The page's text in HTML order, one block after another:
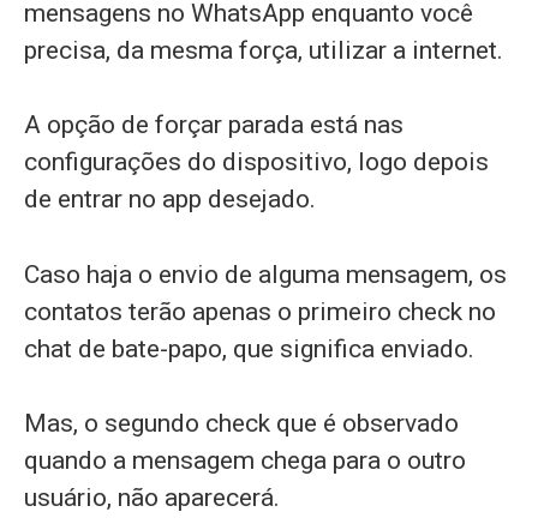
mensagens no WhatsApp enquanto você
precisa, da mesma força, utilizar a internet.
A opção de forçar parada está nas
configurações do dispositivo, logo depois
de entrar no app desejado.
Caso haja o envio de alguma mensagem, os
contatos terão apenas o primeiro check no
chat de bate-papo, que significa enviado.
Mas, o segundo check que é observado
quando a mensagem chega para o outro
usuário, não aparecerá.